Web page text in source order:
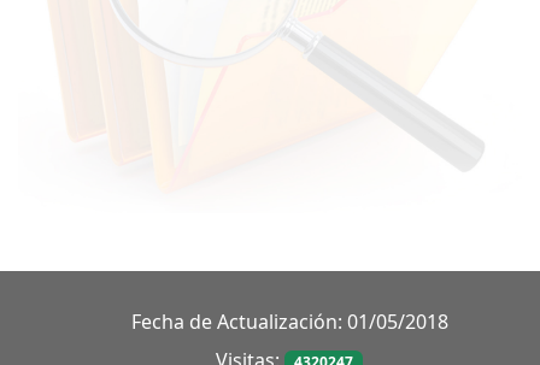
Fecha de Actualización: 01/05/2018